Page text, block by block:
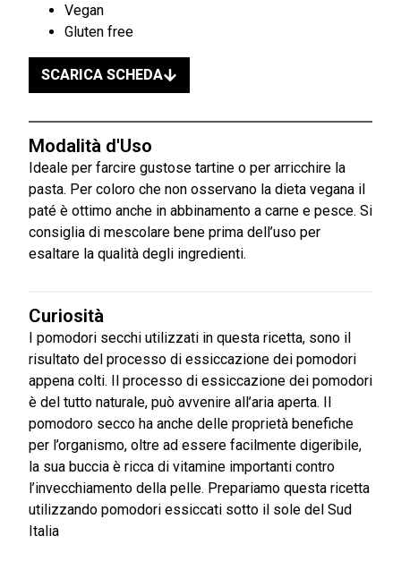
Vegan
Gluten free
SCARICA SCHEDA
Modalità d'Uso
Ideale per farcire gustose tartine o per arricchire la
pasta. Per coloro che non osservano la dieta vegana il
paté è ottimo anche in abbinamento a carne e pesce. Si
consiglia di mescolare bene prima dell’uso per
esaltare la qualità degli ingredienti.
Curiosità
I pomodori secchi utilizzati in questa ricetta, sono il
risultato del processo di essiccazione dei pomodori
appena colti. Il processo di essiccazione dei pomodori
è del tutto naturale, può avvenire all’aria aperta. Il
pomodoro secco ha anche delle proprietà benefiche
per l’organismo, oltre ad essere facilmente digeribile,
la sua buccia è ricca di vitamine importanti contro
l’invecchiamento della pelle. Prepariamo questa ricetta
utilizzando pomodori essiccati sotto il sole del Sud
Italia